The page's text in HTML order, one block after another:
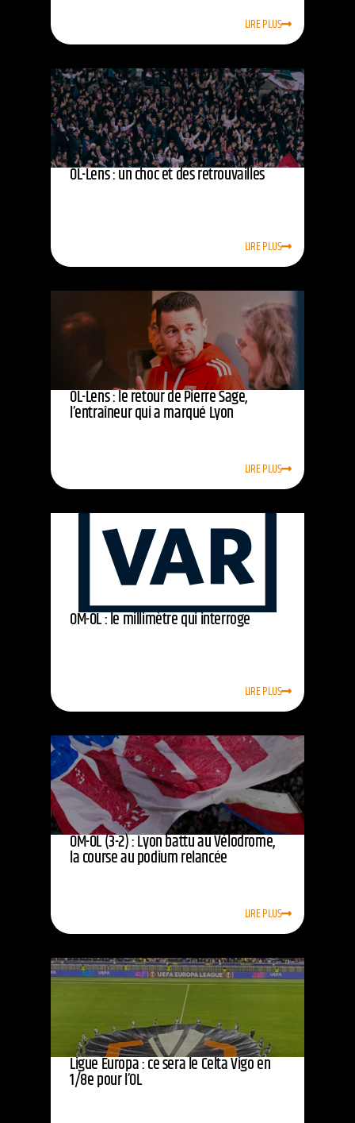
LIRE PLUS
OL-Lens : un choc et des retrouvailles
LIRE PLUS
OL-Lens : le retour de Pierre Sage,
l’entraîneur qui a marqué Lyon
LIRE PLUS
OM-OL : le millimètre qui interroge
LIRE PLUS
OM-OL (3-2) : Lyon battu au Vélodrome,
la course au podium relancée
LIRE PLUS
Ligue Europa : ce sera le Celta Vigo en
1/8e pour l’OL